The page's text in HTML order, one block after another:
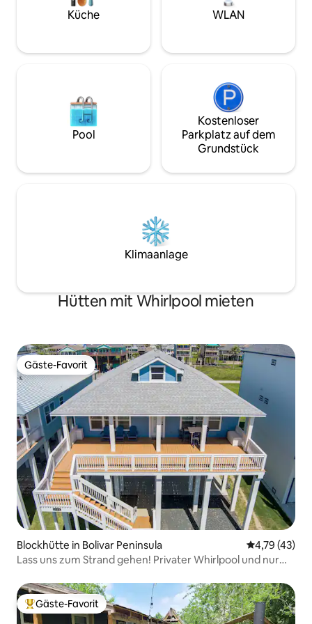
der Grill befinden sich auf dem
Mückenspray mit, da es am Wasser liegt.
Buche jetzt und
einen
Küche WLAN
Pool
Kostenloser
Parkplatz auf dem
Grundstück
Klimaanlage
Hütten mit Whirlpool mieten
Gäste-Favorit
Gäste-Favorit
Blockhütte in Bolivar Peninsula
4,79 (43)
Lass uns zum Strand gehen! Privater Whirlpool und nur
Beliebter Gäste-Favorit.
Gäste-Favorit